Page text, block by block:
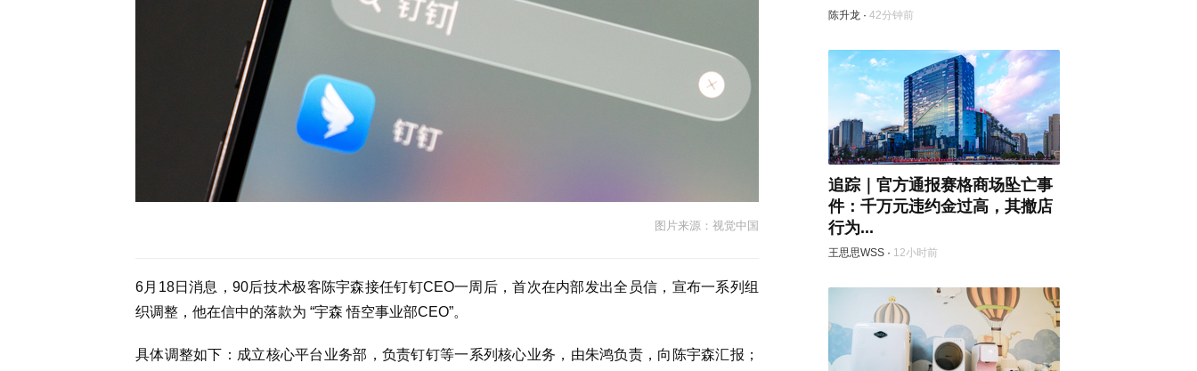
图片来源：视觉中国
6月18日消息，90后技术极客陈宇森接任钉钉CEO一周后，首次在内部发出全员信，宣布一系列组
织调整，他在信中的落款为 “宇森 悟空事业部CEO”。
具体调整如下： 成立核心平台业务部，负责钉钉等一系列核心业务，由朱鸿负责，向 陈宇森汇报；
陈升龙 · 42分钟前
追踪｜官方通报赛格商场坠亡事
件：千万元违约金过高，其撤店
行为...
王思思WSS · 12小时前